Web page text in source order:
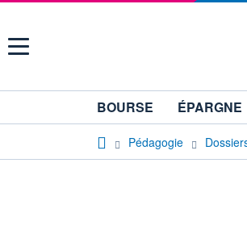
Menu
BOURSE ÉPARGNE
Pédagogie